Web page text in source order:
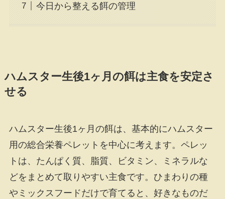
今日から整える餌の管理
ハムスター生後1ヶ月の餌は主食を安定さ
せる
ハムスター生後1ヶ月の餌は、基本的にハムスター
用の総合栄養ペレットを中心に考えます。ペレッ
トは、たんぱく質、脂質、ビタミン、ミネラルな
どをまとめて取りやすい主食です。ひまわりの種
やミックスフードだけで育てると、好きなものだ